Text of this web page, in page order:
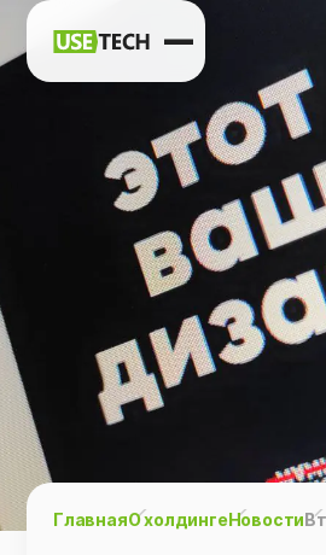
Карьера
Контакты
vk tg
ГлавнаяО холдингеНовости